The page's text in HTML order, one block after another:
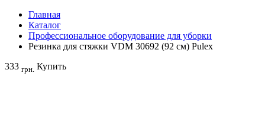
Главная
Каталог
Профессиональное оборудование для уборки
Резинка для стяжки VDM 30692 (92 см) Pulex
333 грн. Купить